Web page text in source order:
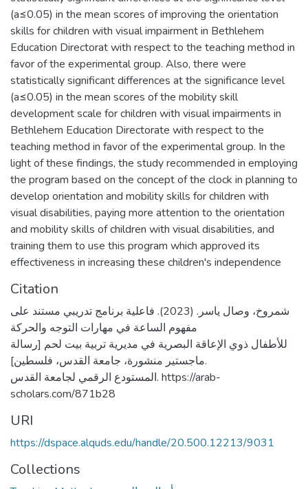
(a≤0.05) in the mean scores of improving the orientation
skills for children with visual impairment in Bethlehem
Education Directorat with respect to the teaching method in
favor of the experimental group. Also, there were
statistically significant differences at the significance level
(a≤0.05) in the mean scores of the mobility skill
development scale for children with visual impairments in
Bethlehem Education Directorate with respect to the
teaching method in favor of the experimental group. In the
light of these findings, the study recommended in employing
the program based on the concept of the clock in planning to
develop orientation and mobility skills for children with
visual disabilities, paying more attention to the orientation
and mobility skills of children with visual disabilities, and
training them to use this program which approved its
effectiveness in increasing these children's independence
Citation
شمروخ، وصال ياسر. (2023). فاعلية برنامج تدريبي مستند على
مفهوم الساعة في مهارات التوجه والحركة
للأطفال ذوي الإعاقة البصرية في مديرية تربية بيت لحم [رسالة
ماجستير منشورة، جامعة القدس، فلسطين].
المستودع الرقمي لجامعة القدس. https://arab-
scholars.com/871b28
URI
https://dspace.alquds.edu/handle/20.500.12213/9031
Collections